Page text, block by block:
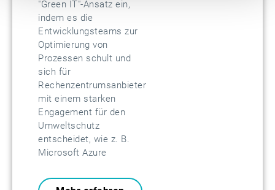
"Green IT"-Ansatz ein,
indem es die
Entwicklungsteams zur
Optimierung von
Prozessen schult und
sich für
Rechenzentrumsanbieter
mit einem starken
Engagement für den
Umweltschutz
entscheidet, wie z. B.
Microsoft Azure